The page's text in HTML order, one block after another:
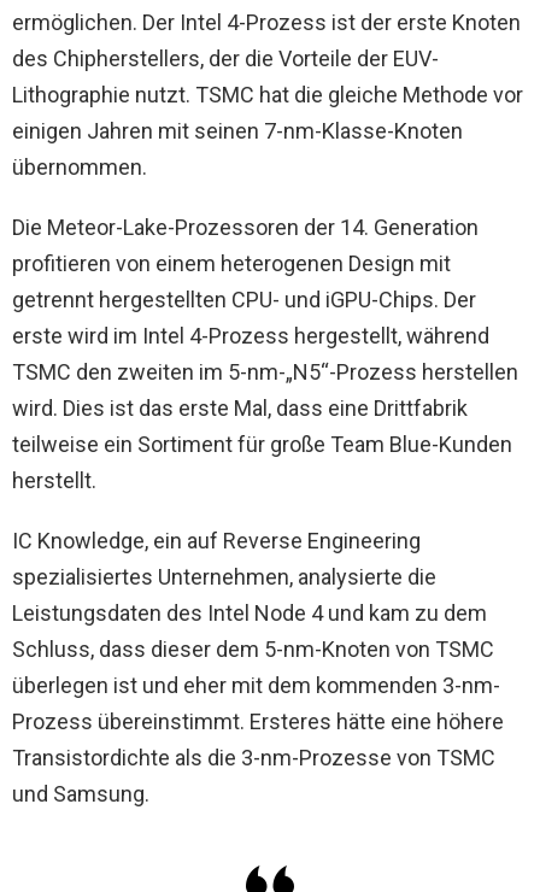
ermöglichen. Der Intel 4-Prozess ist der erste Knoten
des Chipherstellers, der die Vorteile der EUV-
Lithographie nutzt. TSMC hat die gleiche Methode vor
einigen Jahren mit seinen 7-nm-Klasse-Knoten
übernommen.
Die Meteor-Lake-Prozessoren der 14. Generation
profitieren von einem heterogenen Design mit
getrennt hergestellten CPU- und iGPU-Chips. Der
erste wird im Intel 4-Prozess hergestellt, während
TSMC den zweiten im 5-nm-„N5“-Prozess herstellen
wird. Dies ist das erste Mal, dass eine Drittfabrik
teilweise ein Sortiment für große Team Blue-Kunden
herstellt.
IC Knowledge, ein auf Reverse Engineering
spezialisiertes Unternehmen, analysierte die
Leistungsdaten des Intel Node 4 und kam zu dem
Schluss, dass dieser dem 5-nm-Knoten von TSMC
überlegen ist und eher mit dem kommenden 3-nm-
Prozess übereinstimmt. Ersteres hätte eine höhere
Transistordichte als die 3-nm-Prozesse von TSMC
und Samsung.